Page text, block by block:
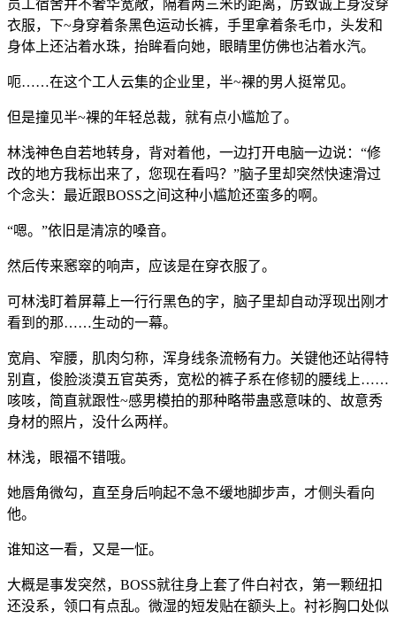
员工宿舍并不奢华宽敞，隔着两三米的距离，厉致诚上身没穿
衣服，下~身穿着条黑色运动长裤，手里拿着条毛巾，头发和
身体上还沾着水珠，抬眸看向她，眼睛里仿佛也沾着水汽。
呃……在这个工人云集的企业里，半~裸的男人挺常见。
但是撞见半~裸的年轻总裁，就有点小尴尬了。
林浅神色自若地转身，背对着他，一边打开电脑一边说：“修
改的地方我标出来了，您现在看吗？”脑子里却突然快速滑过
个念头：最近跟BOSS之间这种小尴尬还蛮多的啊。
“嗯。”依旧是清凉的嗓音。
然后传来窸窣的响声，应该是在穿衣服了。
可林浅盯着屏幕上一行行黑色的字，脑子里却自动浮现出刚才
看到的那……生动的一幕。
宽肩、窄腰，肌肉匀称，浑身线条流畅有力。关键他还站得特
别直，俊脸淡漠五官英秀，宽松的裤子系在修韧的腰线上……
咳咳，简直就跟性~感男模拍的那种略带蛊惑意味的、故意秀
身材的照片，没什么两样。
林浅，眼福不错哦。
她唇角微勾，直至身后响起不急不缓地脚步声，才侧头看向
他。
谁知这一看，又是一怔。
大概是事发突然，BOSS就往身上套了件白衬衣，第一颗纽扣
还没系，领口有点乱。微湿的短发贴在额头上。衬衫胸口处似